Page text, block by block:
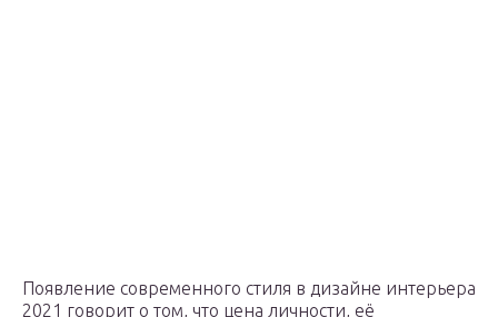
Появление современного стиля в дизайне интерьера
2021 говорит о том, что цена личности, её